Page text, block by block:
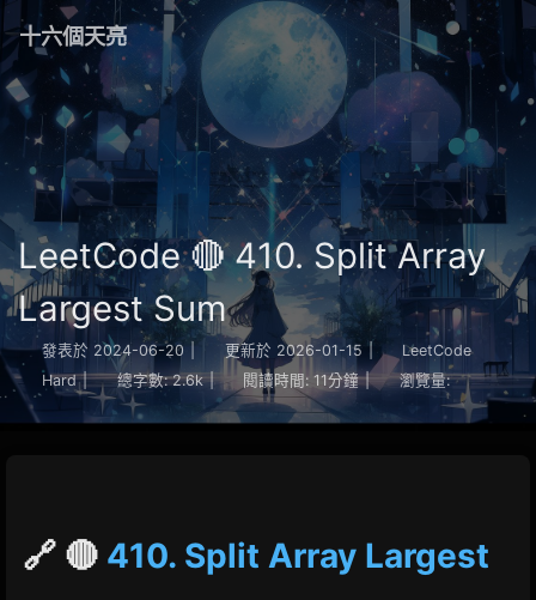
十六個天亮
LeetCode 🔴 410. Split Array
Largest Sum
發表於 2024-06-20 更新於 2026-01-15
LeetCode
Hard | 總字數: 2.6k | 閱讀時間: 11分鐘 | 瀏覽量:
🔗 🔴 410. Split Array Largest